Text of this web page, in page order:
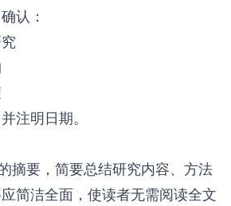
认：
注明日期。
摘要，简要总结研究内容、方法
简洁全面，使读者无需阅读全文